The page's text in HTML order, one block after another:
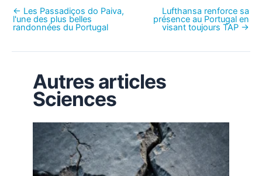
← Les Passadiços do Paiva,
l'une des plus belles
randonnées du Portugal
Lufthansa renforce sa
présence au Portugal en
visant toujours TAP →
Autres articles
Sciences